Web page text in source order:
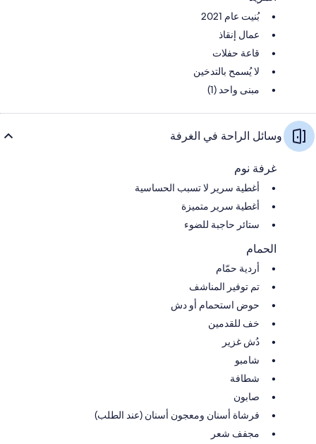
بُنيت عام 2021
عمال إنقاذ
قاعة حفلات
لا يُسمح بالتدخين
مبنى واحد (1)
وسائل الراحة في الغرفة
غرفة نوم
أغطية سرير لا تسبب الحساسية
أغطية سرير متميزة
ستائر حاجبة للضوء
الحمام
أردية حمّام
تم توفير المناشف
حوض استحمام أو دش
خف للقدمين
دُش غزير
شامبو
شطافة
صابون
فرشاة أسنان ومعجون أسنان (عند الطلب)
مجفف شعر